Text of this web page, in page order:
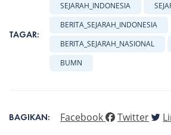
TAGAR:
SEJARAH_INDONESIA
BERITA_SEJARAH_INDONESIA
BERITA_SEJARAH_NASIONAL
BUMN
BAGIKAN: Facebook Twitter